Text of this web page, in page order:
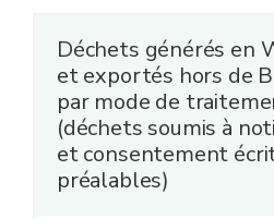
Déchets générés en
et exportés hors de
par mode de
(déchets soumis à
et consentement
préalables)